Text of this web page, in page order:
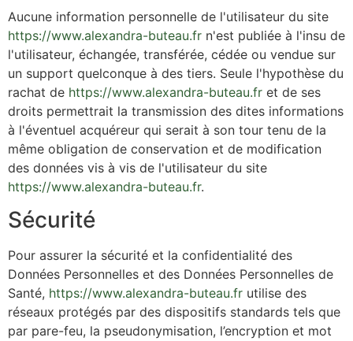
Aucune information personnelle de l'utilisateur du site
https://www.alexandra-buteau.fr n'est publiée à l'insu de
l'utilisateur, échangée, transférée, cédée ou vendue sur
un support quelconque à des tiers. Seule l'hypothèse du
rachat de https://www.alexandra-buteau.fr et de ses
droits permettrait la transmission des dites informations
à l'éventuel acquéreur qui serait à son tour tenu de la
même obligation de conservation et de modification
des données vis à vis de l'utilisateur du site
https://www.alexandra-buteau.fr.
Sécurité
Pour assurer la sécurité et la confidentialité des
Données Personnelles et des Données Personnelles de
Santé, https://www.alexandra-buteau.fr utilise des
réseaux protégés par des dispositifs standards tels que
par pare-feu, la pseudonymisation, l’encryption et mot